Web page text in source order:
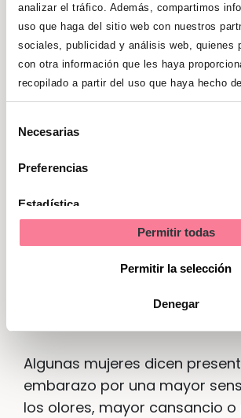
analizar el tráfico. Además, compartimos
uso que haga del sitio web con nuestros
sociales, publicidad y análisis web, quienes
con otra información que les haya
recopilado a partir del uso que haya hecho
Necesarias
Preferencias
Estadística
Permitir todas
Permitir la selección
Denegar
todavía no aumenta de
tenga 32 células, después de 4
llamará mórula, justamente
una mora muy pero muy
Algo importante de esta
células todavía están
decir, que son todas iguales.
grupo de células envolverá a
entonces se diferenciarán las
formarán la placenta de las que
constituirán el embrión.
¿Puedes sentir algo tú
Algunas mujeres dicen
embarazo por una mayor
los olores, mayor cansancio o